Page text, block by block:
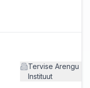
Tervise Arengu
Instituut